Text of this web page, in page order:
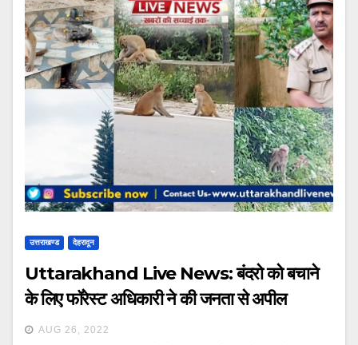
उत्तराखण्ड देहरादून
Uttarakhand Live News: बंदरो को बचाने
के लिए फॉरेस्ट अधिकारी ने की जनता से अपील
AUG 26, 2022